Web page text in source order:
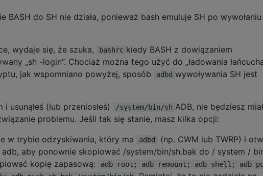
BASH do SH nie działa, ponieważ bash emuluje SH po
wydaje się, że szuka,
bashrc kiedy BASH z dowiązaniem
„sh -login”. Chociaż można tego użyć do „ładowania
jak wspomniano powyżej, sposób
adbd wywoływania SH jest
usunąłeś (lub przeniosłeś)
/system/bin/sh ADB, nie będziesz miał
problemu. Jeśli tak się stanie, masz kilka opcji:
w trybie odzyskiwania, który ma
adbd
(np. CWM lub TWRP) i
adb, aby ponownie skopiować /system/bin/sh.bak do / system /
kopię zapasową:
adb root; adb remount; adb shell; adb